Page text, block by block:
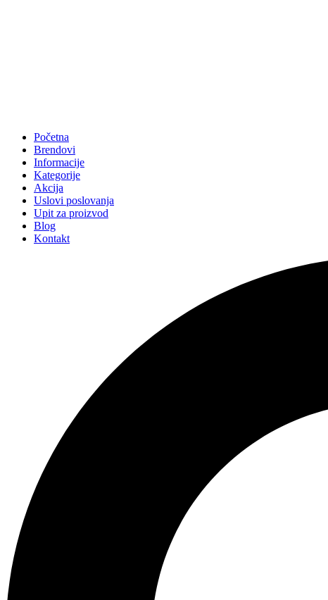
Početna
Brendovi
Informacije
Kategorije
Akcija
Uslovi poslovanja
Upit za proizvod
Blog
Kontakt